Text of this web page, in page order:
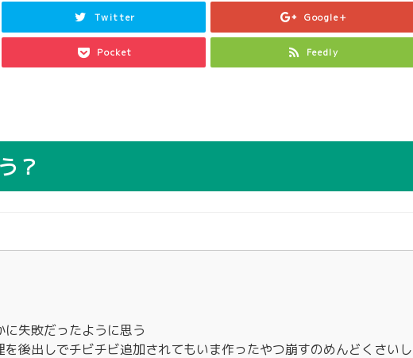
Twitter Google+
Pocket Feedly
？
失敗だったように思う
後出しでチビチビ追加されてもいま作ったやつ崩すのめんどくさいし